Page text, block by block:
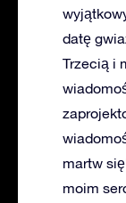
datę
Trzecią i
martw
moim